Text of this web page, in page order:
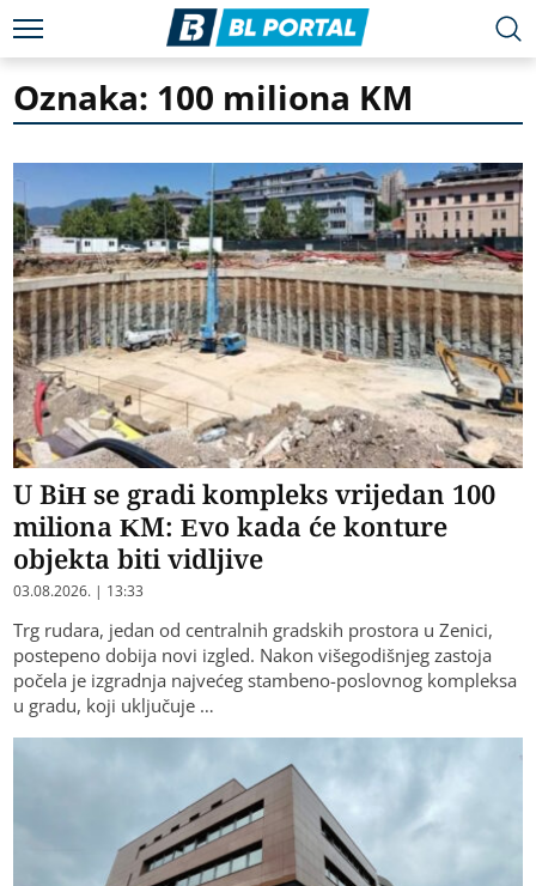
Oznaka: 100 miliona KM
U BiH se gradi kompleks vrijedan 100
miliona KM: Evo kada će konture
objekta biti vidljive
03.08.2026. | 13:33
Trg rudara, jedan od centralnih gradskih prostora u Zenici,
postepeno dobija novi izgled. Nakon višegodišnjeg zastoja
počela je izgradnja najvećeg stambeno-poslovnog kompleksa
u gradu, koji uključuje …